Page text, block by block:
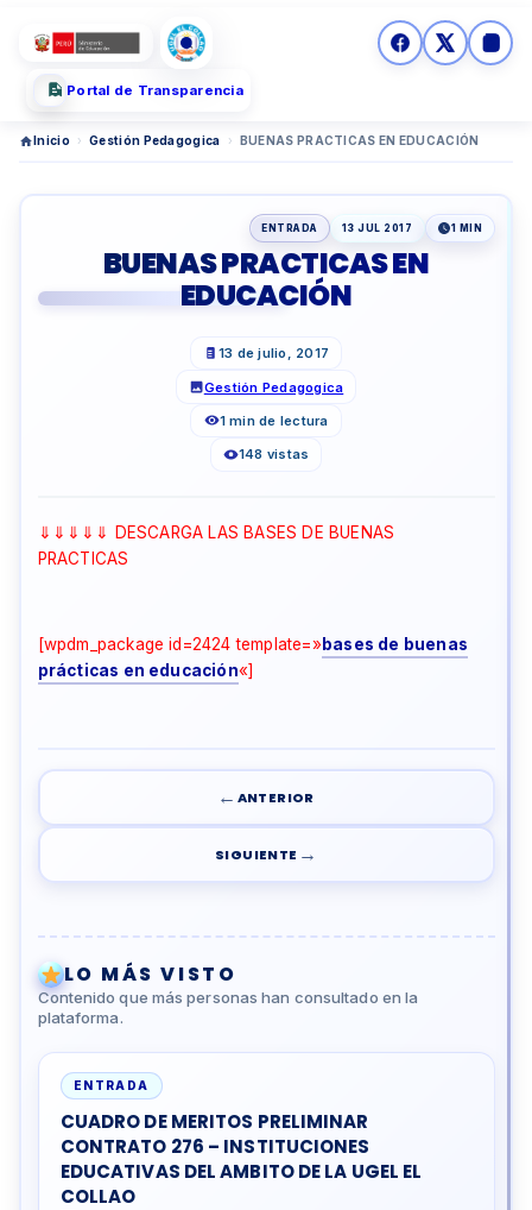
Portal de Transparencia
Inicio › Gestión Pedagogica › BUENAS PRACTICAS EN EDUCACIÓN
ENTRADA 13 JUL 2017 1 MIN
BUENAS PRACTICAS EN
EDUCACIÓN
13 de julio, 2017
Gestión Pedagogica
1 min de lectura
148 vistas
⇓⇓⇓⇓⇓ DESCARGA LAS BASES DE BUENAS
PRACTICAS
[wpdm_package id=2424 template=»bases de buenas
prácticas en educación«]
← ANTERIOR
SIGUIENTE →
LO MÁS VISTO
Contenido que más personas han consultado en la
plataforma.
ENTRADA
CUADRO DE MERITOS PRELIMINAR
CONTRATO 276 – INSTITUCIONES
EDUCATIVAS DEL AMBITO DE LA UGEL EL
COLLAO